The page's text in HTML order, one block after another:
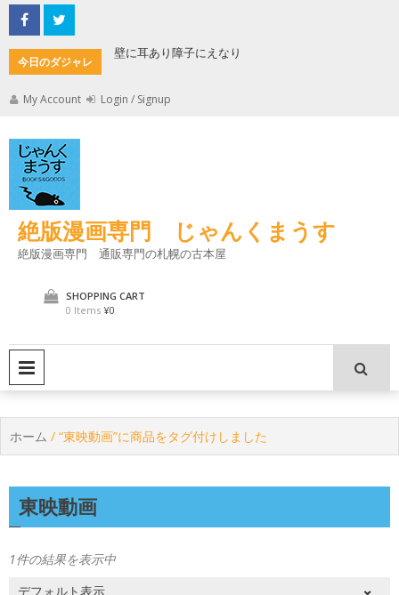
Skip
to
content
今日のダジャレ
んた 壁に耳あり障子にえなり
My Account Login / Signup
絶版漫画専門 じゃんくまうす
絶版漫画専門 通販専門の札幌の古本屋
SHOPPING CART
0 Items ¥0
ホーム / “東映動画”に商品をタグ付けしました
東映動画
1件の結果を表示中